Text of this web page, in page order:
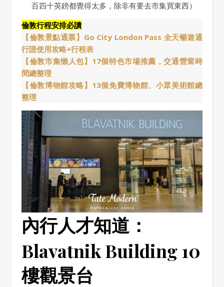
百四十英鎊都覺得太多，除非有要去市集買東西）
倫敦行程安排必讀
【倫敦景點通票】Go City London Pass 全天暢遊通
行證使用攻略+行程表
【倫敦市集懶人包】17個特色市場推薦，交通營業時
間總整理
【倫敦博物館攻略】13個免費博物館、小眾美術館總
整理
內行人才知道：
Blavatnik Building 10
樓觀景台